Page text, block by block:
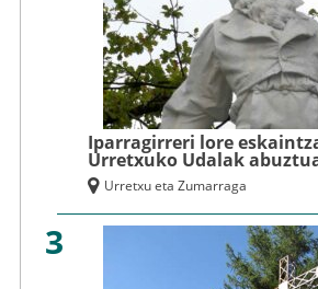
Iparragirreri lore
Urretxuko Udalak
Urretxu eta Zumarraga
3